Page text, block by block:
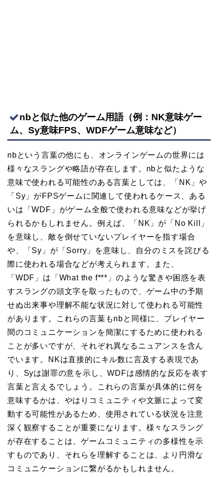
nbと似た他のゲーム用語（例：NK意味ゲー
ム、Sy意味FPS、WDFゲーム意味など）
nbという言葉の他にも、オンラインゲームの世界には
様々なスラングや略語が存在します。nbと似たような
意味で使われる可能性のある言葉としては、「NK」や
「Sy」がFPSゲームに関連して使われるケース、ある
いは「WDF」がゲーム全般で使われる意味などが挙げ
られるかもしれません。例えば、「NK」が「No Kill」
を意味し、敵を倒せていないプレイヤーを指す場合
や、「Sy」が「Sorry」を意味し、自分のミスを詫びる
際に使われる場合などが考えられます。また、
「WDF」は「What the f***」のような驚きや困惑を表
すスラングの頭文字を取ったもので、ゲーム中の予期
せぬ出来事や理解不能な状況に対して使われる可能性
があります。これらの言葉もnbと同様に、プレイヤー
間のコミュニケーションを簡潔にするために使われる
ことが多いですが、それぞれ異なるニュアンスを含ん
でいます。NKは直接的にキル数に言及する表現であ
り、Syは謝罪の意を示し、WDFは感情的な反応を表す
言葉と言えるでしょう。これらの言葉が具体的に何を
意味するかは、やはりコミュニティや文脈によって変
動する可能性があるため、使用されている状況を注意
深く観察することが重要になります。様々なスラング
が存在することは、ゲームコミュニティの多様性を示
すものであり、それらを理解することは、より円滑な
コミュニケーションに繋がるかもしれません。